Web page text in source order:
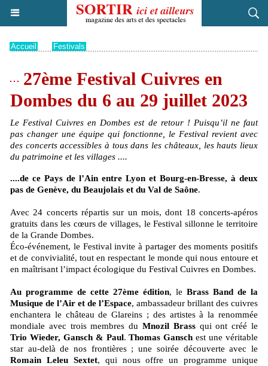
Accueil Festivals
27ème Festival Cuivres en
Dombes du 6 au 29 juillet 2023
Le Festival Cuivres en Dombes est de retour ! Puisqu’il ne faut
pas changer une équipe qui fonctionne, le Festival revient avec
des concerts accessibles à tous dans les châteaux, les hauts lieux
du patrimoine et les villages ....
....de ce Pays de l’Ain entre Lyon et Bourg-en-Bresse, à deux
pas de Genève, du Beaujolais et du Val de Saône.
Avec 24 concerts répartis sur un mois, dont 18 concerts-apéros
gratuits dans les cœurs de villages, le Festival sillonne le territoire
de la Grande Dombes.
Éco-événement, le Festival invite à partager des moments positifs
et de convivialité, tout en respectant le monde qui nous entoure et
en maîtrisant l’impact écologique du Festival Cuivres en Dombes.
Au programme de cette 27ème édition, le Brass Band de la
Musique de l’Air et de l’Espace, ambassadeur brillant des cuivres
enchantera le château de Glareins ; des artistes à la renommée
mondiale avec trois membres du Mnozil Brassqui ont créé le
Trio Wieder, Gansch & Paul.Thomas Gansch est une véritable
star au-delà de nos frontières ; une soirée découverte avec le
Romain Leleu Sextet, qui nous offre un programme unique